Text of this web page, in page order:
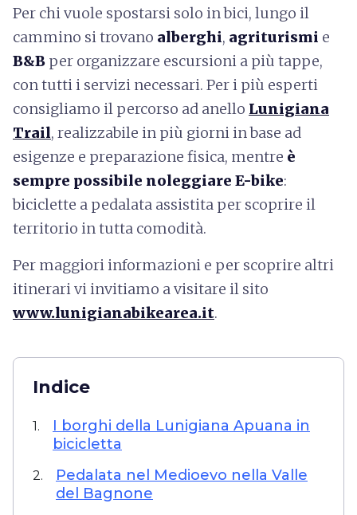
Per chi vuole spostarsi solo in bici, lungo il
cammino si trovano alberghi, agriturismi e
B&B per organizzare escursioni a più tappe,
con tutti i servizi necessari. Per i più esperti
consigliamo il percorso ad anello Lunigiana
Trail, realizzabile in più giorni in base ad
esigenze e preparazione fisica, mentre è
sempre possibile noleggiare E-bike:
biciclette a pedalata assistita per scoprire il
territorio in tutta comodità.
Per maggiori informazioni e per scoprire altri
itinerari vi invitiamo a visitare il sito
www.lunigianabikearea.it.
Indice
1.
I borghi della Lunigiana Apuana in
bicicletta
2.
Pedalata nel Medioevo nella Valle
del Bagnone